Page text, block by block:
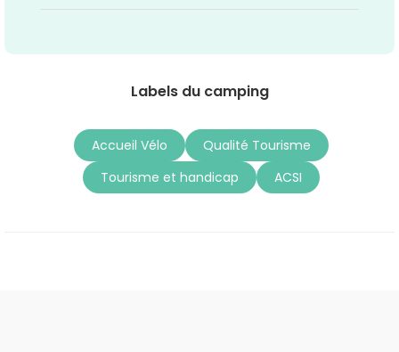
Labels du camping
Accueil Vélo
Qualité Tourisme
Tourisme et handicap
ACSI